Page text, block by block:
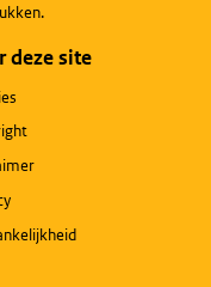
deze site